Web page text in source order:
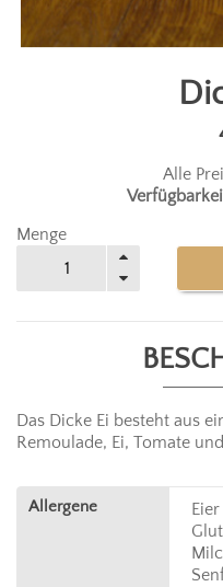
Alle
Menge
Das Dicke Ei besteht aus
Remoulade, Ei, Tomate
Allergene
Eier